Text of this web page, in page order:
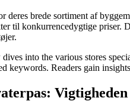
deres brede sortiment af
til konkurrencedygtige priser.
into the various stores
keywords. Readers gain